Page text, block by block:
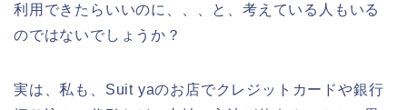
利用できたらいいのに、、、と、考えている人もいる
のではないでしょうか？
実は、私も、Suit yaのお店でクレジットカードや銀行